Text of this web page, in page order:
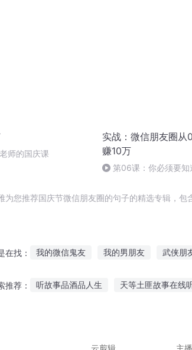
师的国庆课
实战：微信朋友圈从
赚10万
第06课：你必须要知
为您推荐国庆节微信朋友圈的句子的精选专辑，
在找： 我的微信鬼友 我的男朋友 武侠朋
推荐： 听故事品酒品人生 天等土匪故事在线
云剪辑
主